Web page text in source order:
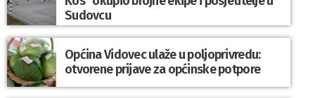
Sudovcu
Općina Vidovec ulaže u poljoprivredu:
otvorene prijave za općinske potpore